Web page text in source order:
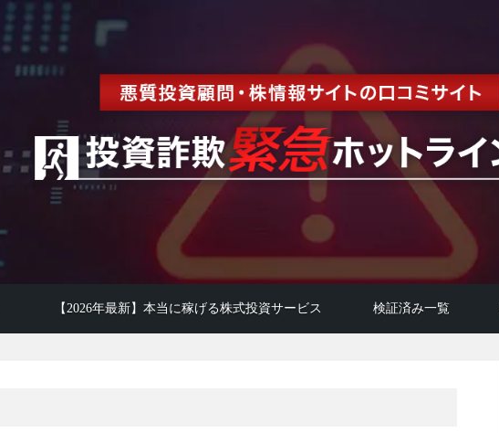
【2026年最新】本当に稼げる株式投資サービス 検証済み一覧